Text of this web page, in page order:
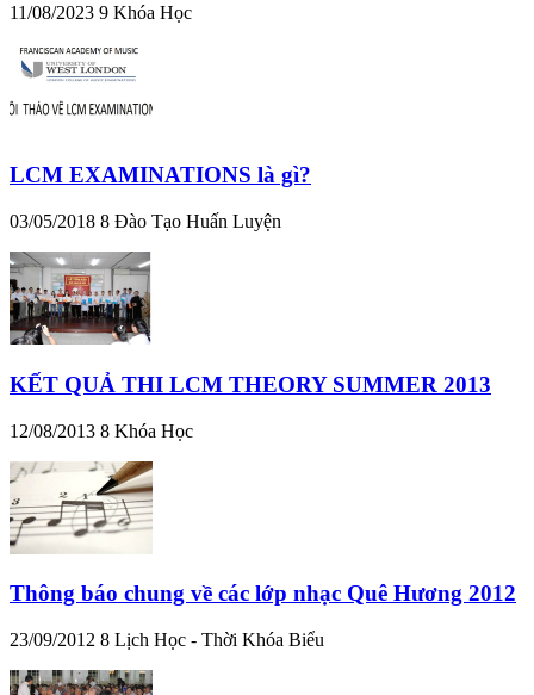
11/08/2023 9 Khóa Học
LCM EXAMINATIONS là gì?
03/05/2018 8 Đào Tạo Huấn Luyện
KẾT QUẢ THI LCM THEORY SUMMER 2013
12/08/2013 8 Khóa Học
Thông báo chung về các lớp nhạc Quê Hương 2012
23/09/2012 8 Lịch Học - Thời Khóa Biểu